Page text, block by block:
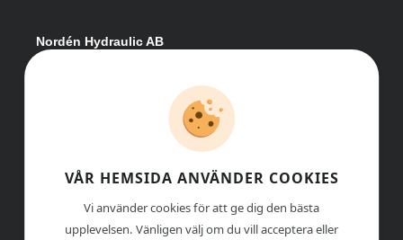
Nordén Hydraulic AB
info@nordenhydraulic.se
Org-nr: 556531-8424
VÅR HEMSIDA ANVÄNDER COOKIES
Vi använder cookies för att ge dig den bästa
upplevelsen. Vänligen välj om du vill acceptera eller